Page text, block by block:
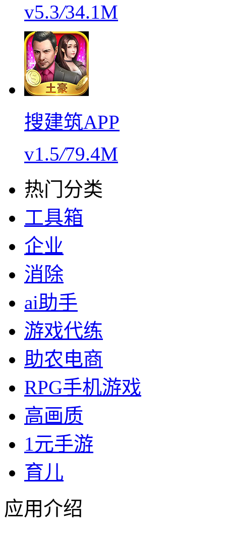
v5.3/34.1M
搜建筑APP
v1.5/79.4M
热门分类
工具箱
企业
消除
ai助手
游戏代练
助农电商
RPG手机游戏
高画质
1元手游
育儿
应用介绍